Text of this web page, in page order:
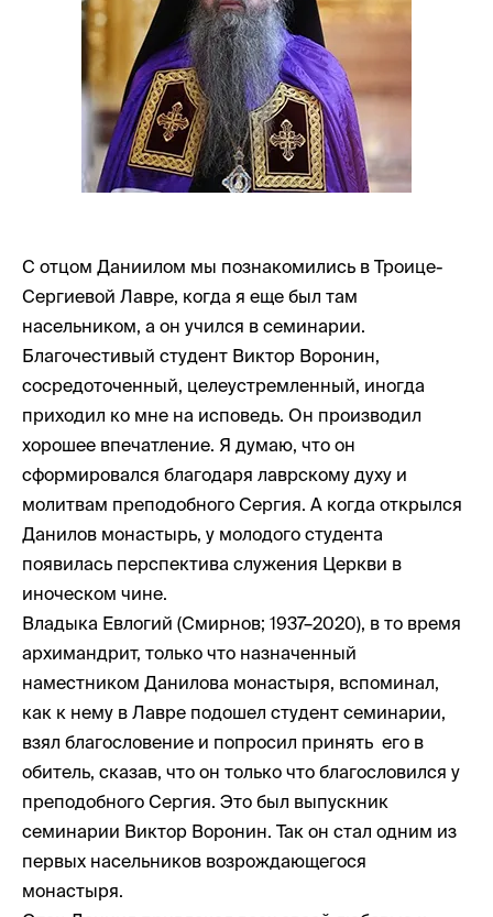
С отцом Даниилом мы познакомились в Троице-
Сергиевой Лавре, когда я еще был там
насельником, а он учился в семинарии.
Благочестивый студент Виктор Воронин,
сосредоточенный, целеустремленный, иногда
приходил ко мне на исповедь. Он производил
хорошее впечатление. Я думаю, что он
сформировался благодаря лаврскому духу и
молитвам преподобного Сергия. А когда открылся
Данилов монастырь, у молодого студента
появилась перспектива служения Церкви в
иноческом чине.
Владыка Евлогий (Смирнов; 1937–2020), в то время
архимандрит, только что назначенный
наместником Данилова монастыря, вспоминал,
как к нему в Лавре подошел студент семинарии,
взял благословение и попросил принять его в
обитель, сказав, что он только что благословился у
преподобного Сергия. Это был выпускник
семинарии Виктор Воронин. Так он стал одним из
первых насельников возрождающегося
монастыря.